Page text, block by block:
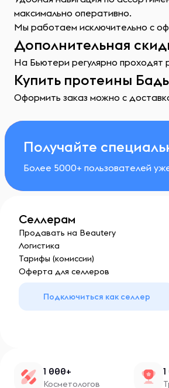
максимально оперативно.
Мы работаем исключительно с
Дополнительная
На Бьютери регулярно проходят
Купить протеины
Оформить заказ можно с
Получайте
Более 5000+ пользователей
Селлерам
Продавать на Beautery
Логистика
Тарифы (комиссии)
Оферта для селлеров
Подключиться как селлер
1 000+
Косметологов